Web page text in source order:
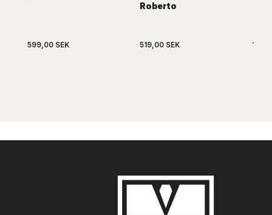
599,00 SEK
Roberto
519,00 SEK